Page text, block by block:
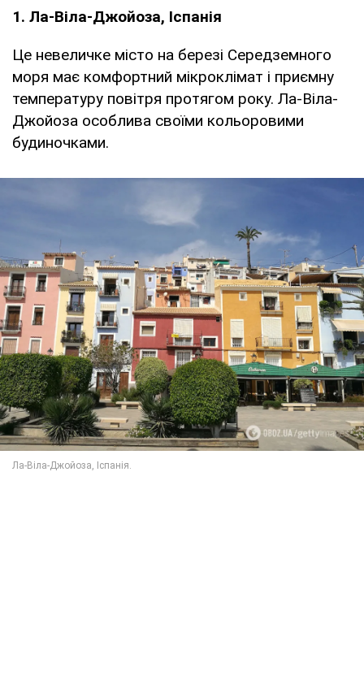
1. Ла-Віла-Джойоза, Іспанія
Це невеличке місто на березі Середземного
моря має комфортний мікроклімат і приємну
температуру повітря протягом року. Ла-Віла-
Джойоза особлива своїми кольоровими
будиночками.